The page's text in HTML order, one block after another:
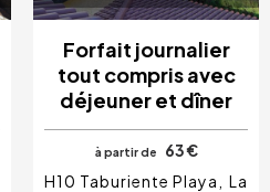
Forfait journalier
tout compris avec
déjeuner et dîner
à partir de
63 €
H10 Taburiente Playa
La